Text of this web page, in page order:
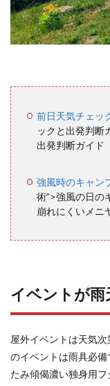
アウ
トド
アイ
ベン
次回
情報
の事
前入
前日天気チェッ
ックと出発判断
出発判断ガイド
強風時のキャン
術”>強風の日の
崩れにくいメニ
イベントが
屋外イベントは天気
のイベントは雨具必
たみ傾偈濃い独身用